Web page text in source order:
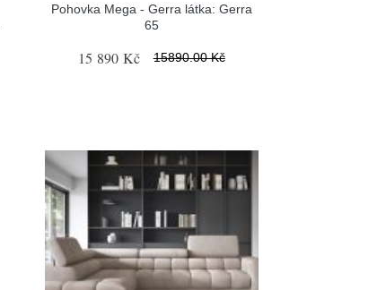
Pohovka Mega - Gerra látka: Gerra
65
15 890 Kč 15890.00 Kč